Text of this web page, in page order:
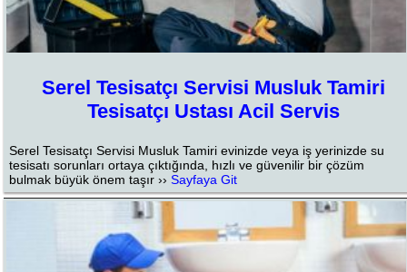
Serel Tesisatçı Servisi Musluk Tamiri
Tesisatçı Ustası Acil Servis
Serel Tesisatçı Servisi Musluk Tamiri evinizde veya iş yerinizde su
tesisatı sorunları ortaya çıktığında, hızlı ve güvenilir bir çözüm
bulmak büyük önem taşır ››Sayfaya Git